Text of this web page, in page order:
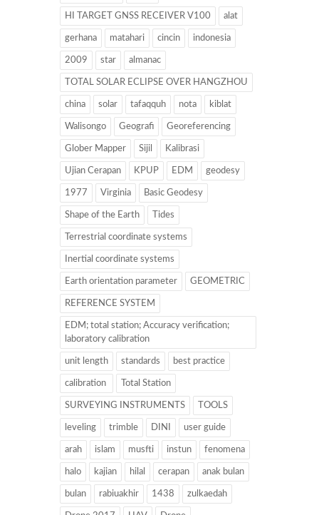
HI TARGET GNSS RECEIVER V100 alat
gerhana matahari cincin indonesia
2009 star almanac
TOTAL SOLAR ECLIPSE OVER HANGZHOU
china solar tafaqquh nota kiblat
Walisongo Geografi Georeferencing
Glober Mapper Sijil Kalibrasi
Ujian Cerapan KPUP EDM geodesy
1977 Virginia Basic Geodesy
Shape of the Earth Tides
Terrestrial coordinate systems
Inertial coordinate systems
Earth orientation parameter GEOMETRIC
REFERENCE SYSTEM
EDM; total station; Accuracy verification;
laboratory calibration
unit length standards best practice
calibration Total Station
SURVEYING INSTRUMENTS TOOLS
leveling trimble DINI user guide
arah islam musfti instun fenomena
halo kajian hilal cerapan anak bulan
bulan rabiuakhir 1438 zulkaedah